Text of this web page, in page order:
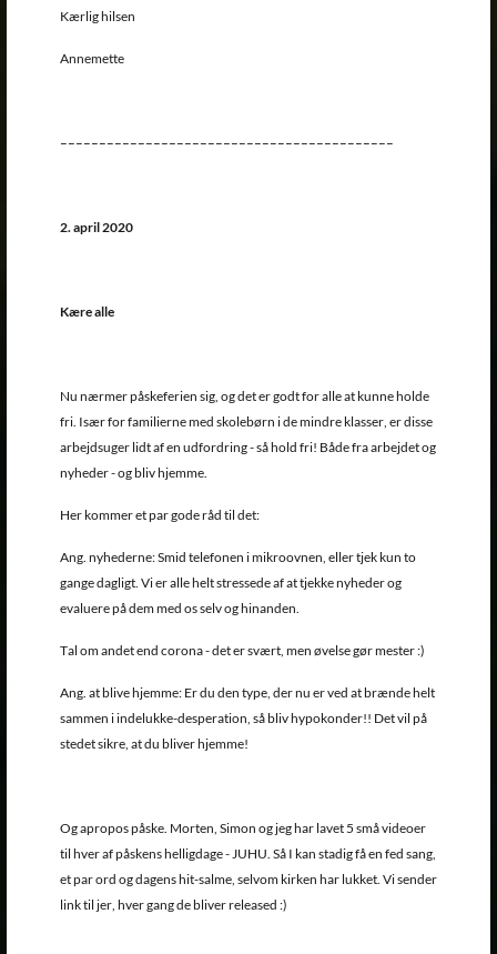
Kærlig hilsen
Annemette
–––––––––––––––––––––––––––––––––––––––––––
2. april 2020
Kære alle
Nu nærmer påskeferien sig, og det er godt for alle at kunne holde
fri. Især for familierne med skolebørn i de mindre klasser, er disse
arbejdsuger lidt af en udfordring - så hold fri! Både fra arbejdet og
nyheder - og bliv hjemme.
Her kommer et par gode råd til det:
Ang. nyhederne: Smid telefonen i mikroovnen, eller tjek kun to
gange dagligt. Vi er alle helt stressede af at tjekke nyheder og
evaluere på dem med os selv og hinanden.
Tal om andet end corona - det er svært, men øvelse gør mester :)
Ang. at blive hjemme: Er du den type, der nu er ved at brænde helt
sammen i indelukke-desperation, så bliv hypokonder!! Det vil på
stedet sikre, at du bliver hjemme!
Og apropos påske. Morten, Simon og jeg har lavet 5 små videoer
til hver af påskens helligdage - JUHU. Så I kan stadig få en fed sang,
et par ord og dagens hit-salme, selvom kirken har lukket. Vi sender
link til jer, hver gang de bliver released :)